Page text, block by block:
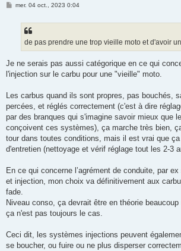
Mmer. 04 oct., 2023 0:04
de pas prendre une trop vieille moto et d'avoir
Je ne serais pas aussi catégorique en ce qui
l'injection sur le carbu pour une "vieille" moto.
Les carbus quand ils sont propres, pas bouchés,
percées, et réglés correctement (c'est à dire
par des branques qui s'imagine savoir mieux que
conçoivent ces systèmes), ça marche très bien,
tour dans toutes conditions, mais il est vrai que
d'entretien (nettoyage et vérif réglage tout les 2-3
En ce qui concerne l’agrément de conduite, par
et injection, mon choix va définitivement aux
fade.
Niveau conso, ça devrait être en théorie
ça n'est pas toujours le cas.
Ceci dit, les systèmes injections peuvent
se boucher, ou fuire ou ne plus disperser